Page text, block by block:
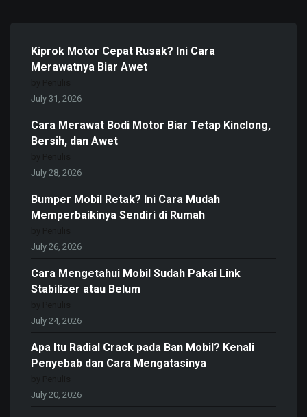
Kiprok Motor Cepat Rusak? Ini Cara
Merawatnya Biar Awet
July 31, 2026
Cara Merawat Bodi Motor Biar Tetap Kinclong,
Bersih, dan Awet
July 28, 2026
Bumper Mobil Retak? Ini Cara Mudah
Memperbaikinya Sendiri di Rumah
July 26, 2026
Cara Mengetahui Mobil Sudah Pakai Link
Stabilizer atau Belum
July 24, 2026
Apa Itu Radial Crack pada Ban Mobil? Kenali
Penyebab dan Cara Mengatasinya
July 20, 2026